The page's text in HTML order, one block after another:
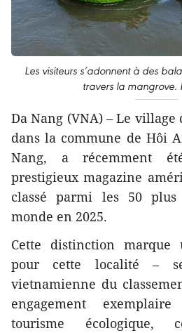
Les visiteurs s’adonnent à des
travers la mangrove.
Da Nang (VNA) – Le village
dans la commune de Hôi
Nang, a récemment
prestigieux magazine
classé parmi les 50
monde en 2025.
Cette distinction marque
pour cette localité –
vietnamienne du
engagement
tourisme écologique,